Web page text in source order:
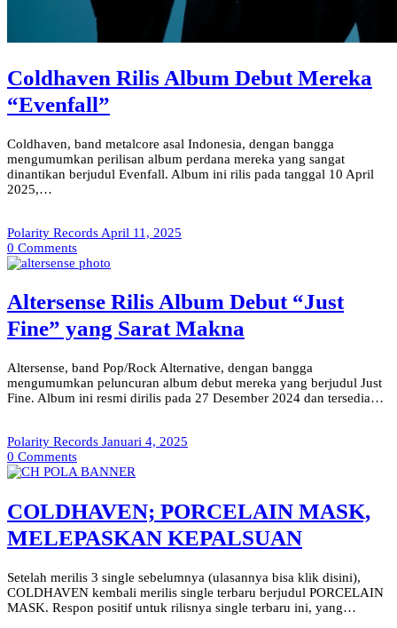
Coldhaven Rilis Album Debut Mereka
“Evenfall”
Coldhaven, band metalcore asal Indonesia, dengan bangga
mengumumkan perilisan album perdana mereka yang sangat
dinantikan berjudul Evenfall. Album ini rilis pada tanggal 10 April
2025,…
Polarity Records April 11, 2025
0 Comments
Altersense Rilis Album Debut “Just
Fine” yang Sarat Makna
Altersense, band Pop/Rock Alternative, dengan bangga
mengumumkan peluncuran album debut mereka yang berjudul Just
Fine. Album ini resmi dirilis pada 27 Desember 2024 dan tersedia…
Polarity Records Januari 4, 2025
0 Comments
COLDHAVEN; PORCELAIN MASK,
MELEPASKAN KEPALSUAN
Setelah merilis 3 single sebelumnya (ulasannya bisa klik disini),
COLDHAVEN kembali merilis single terbaru berjudul PORCELAIN
MASK. Respon positif untuk rilisnya single terbaru ini, yang…